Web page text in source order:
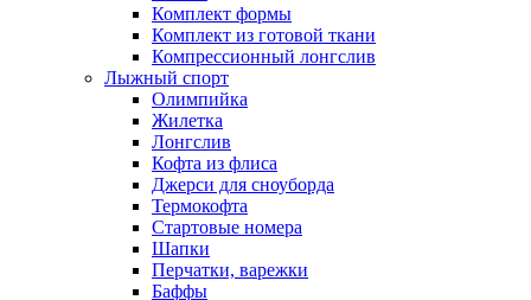
Комплект формы
Комплект из готовой ткани
Компрессионный лонгслив
Лыжный спорт
Олимпийка
Жилетка
Лонгслив
Кофта из флиса
Джерси для сноуборда
Термокофта
Стартовые номера
Шапки
Перчатки, варежки
Баффы